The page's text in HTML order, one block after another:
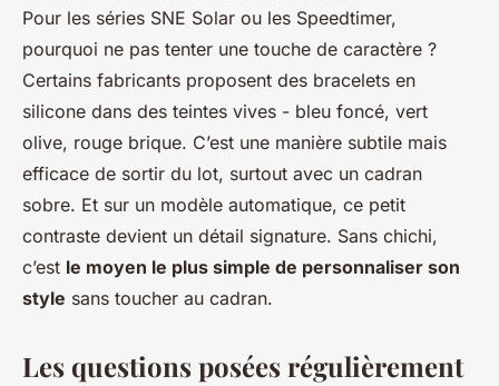
Pour les séries SNE Solar ou les Speedtimer,
pourquoi ne pas tenter une touche de caractère ?
Certains fabricants proposent des bracelets en
silicone dans des teintes vives - bleu foncé, vert
olive, rouge brique. C’est une manière subtile mais
efficace de sortir du lot, surtout avec un cadran
sobre. Et sur un modèle automatique, ce petit
contraste devient un détail signature. Sans chichi,
c’est le moyen le plus simple de personnaliser son
style sans toucher au cadran.
Les questions posées régulièrement